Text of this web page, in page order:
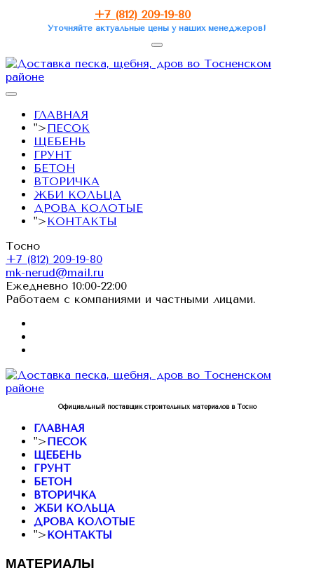
+7 (812) 209-19-80
Уточняйте актуальные цены у наших менеджеров!
ГЛАВНАЯ
">ПЕСОК
ЩЕБЕНЬ
ГРУНТ
БЕТОН
ВТОРИЧКА
ЖБИ КОЛЬЦА
ДРОВА КОЛОТЫЕ
">КОНТАКТЫ
Тосно
+7 (812) 209-19-80
mk-nerud@mail.ru
Ежедневно 10:00-22:00
Работаем с компаниями и частными лицами.
Официальный поставщик строительных материалов в Тосно
ГЛАВНАЯ
">ПЕСОК
ЩЕБЕНЬ
ГРУНТ
БЕТОН
ВТОРИЧКА
ЖБИ КОЛЬЦА
ДРОВА КОЛОТЫЕ
">КОНТАКТЫ
МАТЕРИАЛЫ